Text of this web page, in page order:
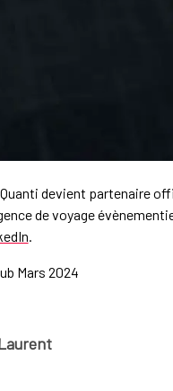
devient partenaire
de voyage
Mars 2024